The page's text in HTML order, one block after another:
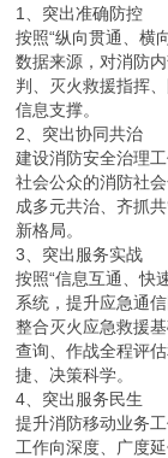
1、突出准确防控
按照“纵向贯通、横
数据来源，对消防
判、灭火救援指挥
信息支撑。
2、突出协同共治
建设消防安全治理
社会公众的消防社
成多元共治、齐抓
新格局。
3、突出服务实战
按照“信息互通、快
系统，提升应急通
整合灭火应急救援
查询、作战全程评
捷、决策科学。
4、突出服务民生
提升消防移动业务
工作向深度、广度